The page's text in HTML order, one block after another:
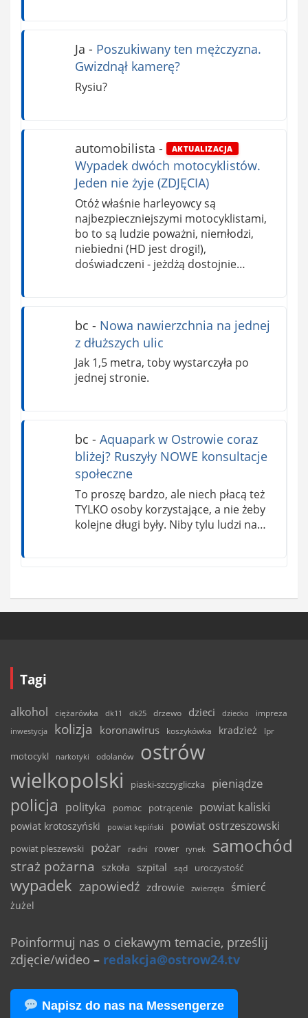
Ja - Poszukiwany ten mężczyzna.
Gwizdnął kamerę?
Rysiu?
automobilista - AKTUALIZACJA
Wypadek dwóch motocyklistów.
Jeden nie żyje (ZDJĘCIA)
Otóż właśnie harleyowcy są
najbezpieczniejszymi motocyklistami,
bo to są ludzie poważni, niemłodzi,
niebiedni (HD jest drogi!),
doświadczeni - jeżdżą dostojnie…
bc - Nowa nawierzchnia na jednej
z dłuższych ulic
Jak 1,5 metra, toby wystarczyła po
jednej stronie.
bc - Aquapark w Ostrowie coraz
bliżej? Ruszyły NOWE konsultacje
społeczne
To proszę bardzo, ale niech płacą też
TYLKO osoby korzystające, a nie żeby
kolejne długi były. Niby tylu ludzi na…
Tagi
alkohol ciężarówka dk11 dk25 drzewo dzieci dziecko
impreza
inwestycja
kolizja koronawirus koszykówka kradzież lpr
motocykl narkotyki odolanów
ostrów
wielkopolski
piaski-szczygliczka pieniądze
policja polityka pomoc potrącenie powiat kaliski
powiat krotoszyński powiat kępiński powiat ostrzeszowski
powiat pleszewski pożar radni rower rynek samochód
straż pożarna szkoła szpital sąd uroczystość
wypadek zapowiedź zdrowie zwierzęta śmierć
żużel
Poinformuj nas o ciekawym temacie, prześlij
zdjęcie/wideo – redakcja@ostrow24.tv
Napisz do nas na Messengerze